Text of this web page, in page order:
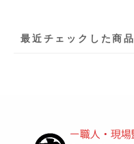
最近チェックした商品